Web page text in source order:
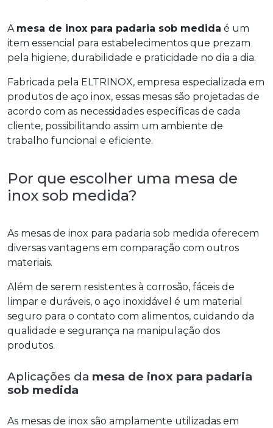
A mesa de inox para padaria sob medida é um
item essencial para estabelecimentos que prezam
pela higiene, durabilidade e praticidade no dia a dia.
Fabricada pela ELTRINOX, empresa especializada em
produtos de aço inox, essas mesas são projetadas de
acordo com as necessidades específicas de cada
cliente, possibilitando assim um ambiente de
trabalho funcional e eficiente.
Por que escolher uma mesa de
inox sob medida?
As mesas de inox para padaria sob medida oferecem
diversas vantagens em comparação com outros
materiais.
Além de serem resistentes à corrosão, fáceis de
limpar e duráveis, o aço inoxidável é um material
seguro para o contato com alimentos, cuidando da
qualidade e segurança na manipulação dos
produtos.
Aplicações da mesa de inox para padaria
sob medida
As mesas de inox são amplamente utilizadas em